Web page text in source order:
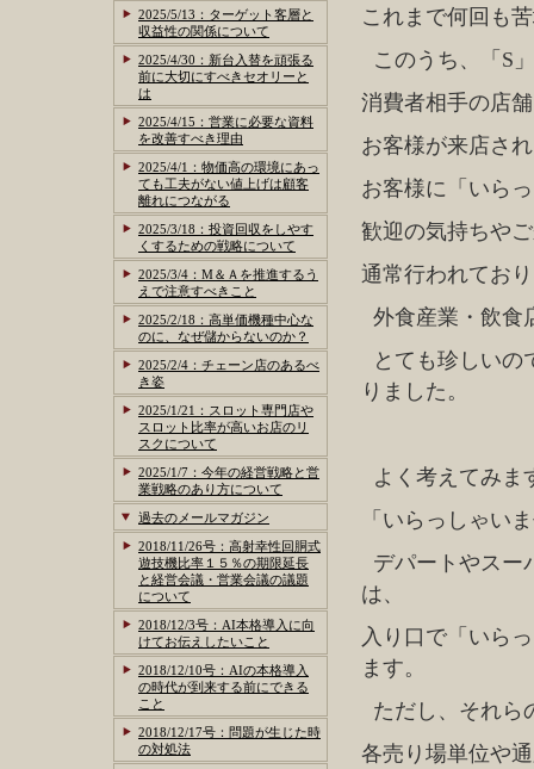
これまで何回も
このうち、「S
消費者相手の店
お客様が来店さ
お客様に「いら
歓迎の気持ちや
通常行われてお
外食産業・飲食
とても珍しいの
りました。
よく考えてみま
「いらっしゃい
デパートやスー
は、
入り口で「いら
ます。
ただし、それら
各売り場単位や
2025/5/13：ターゲット客層と
収益性の関係について
2025/4/30：新台入替を頑張る
前に大切にすべきセオリーと
は
2025/4/15：営業に必要な資料
を改善すべき理由
2025/4/1：物価高の環境にあっ
ても工夫がない値上げは顧客
離れにつながる
2025/3/18：投資回収をしやす
くするための戦略について
2025/3/4：M＆Ａを推進するう
えで注意すべきこと
2025/2/18：高単価機種中心な
のに、なぜ儲からないのか？
2025/2/4：チェーン店のあるべ
き姿
2025/1/21：スロット専門店や
スロット比率が高いお店のリ
スクについて
2025/1/7：今年の経営戦略と営
業戦略のあり方について
過去のメールマガジン
2018/11/26号：高射幸性回胴式
遊技機比率１５％の期限延長
と経営会議・営業会議の議題
について
2018/12/3号：AI本格導入に向
けてお伝えしたいこと
2018/12/10号：AIの本格導入
の時代が到来する前にできる
こと
2018/12/17号：問題が生じた時
の対処法